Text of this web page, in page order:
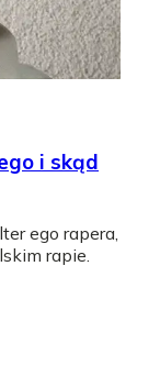
i skąd
ego rapera,
rapie.